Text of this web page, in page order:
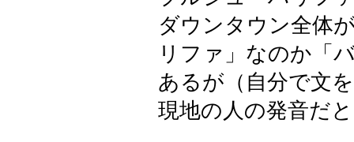
ダウンタウン全体
リファ」なのか「
あるが（自分で文
現地の人の発音だ